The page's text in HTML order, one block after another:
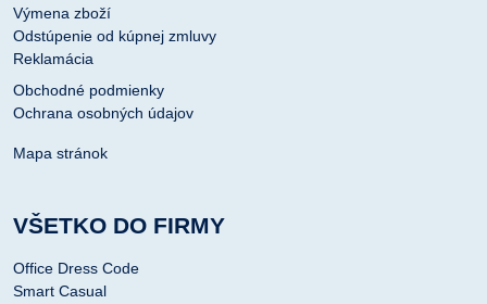
Výmena zboží
Odstúpenie od kúpnej zmluvy
Reklamácia
Obchodné podmienky
Ochrana osobných údajov
Mapa stránok
VŠETKO DO FIRMY
Office Dress Code
Smart Casual